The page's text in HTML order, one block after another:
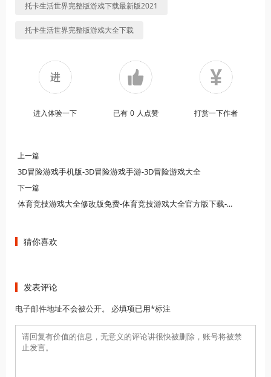
托卡生活世界完整版游戏下载最新版2021
托卡生活世界完整版游戏大全下载
进入体验一下 已有 0 人点赞 打赏一下作者
上一篇
3D冒险游戏手机版-3D冒险游戏手游-3D冒险游戏大全
下一篇
体育竞技游戏大全修改版免费-体育竞技游戏大全官方版下载-体育竞技游戏大全大全下载免费
猜你喜欢
发表评论
电子邮件地址不会被公开。 必填项已用*标注